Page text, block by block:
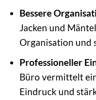
Bessere
Jacken und
Organisation und
Professioneller
Büro vermittelt
Eindruck und